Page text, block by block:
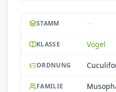
STAMM --
KLASSE Vögel
ORDNUNG
FAMILIE